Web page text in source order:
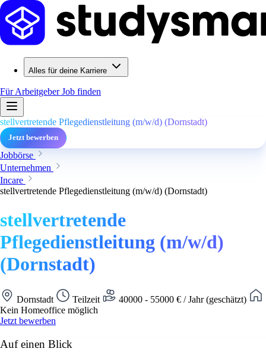
Alles für deine Karriere
Für ArbeitgeberJob finden
stellvertretende Pflegedienstleitung (m/w/d) (Dornstadt)
Jetzt bewerben
Jobbörse
Unternehmen
Incare
stellvertretende Pflegedienstleitung (m/w/d) (Dornstadt)
stellvertretende
Pflegedienstleitung (m/w/d)
(Dornstadt)
Dornstadt Teilzeit
40000 - 55000 € / Jahr (geschätzt)
Kein Homeoffice möglich
Jetzt bewerben
Auf einen Blick